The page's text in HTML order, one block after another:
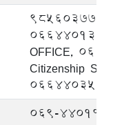
066440139
OFFICE,
Citizenship
066440357
069-440114